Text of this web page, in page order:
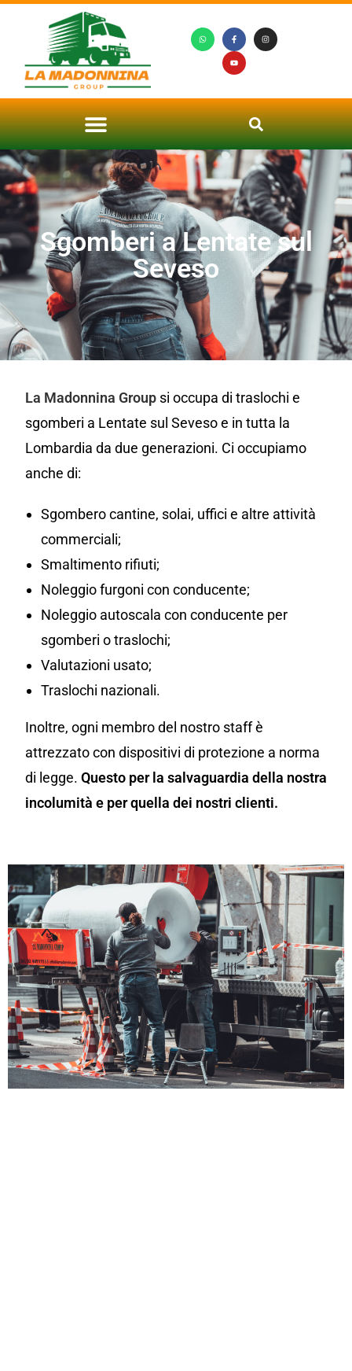
Sgomberi a Lentate sul
Seveso
La Madonnina Group si occupa di traslochi e
sgomberi a Lentate sul Seveso e in tutta la
Lombardia da due generazioni. Ci occupiamo
anche di:
Sgombero cantine, solai, uffici e altre attività
commerciali;
Smaltimento rifiuti;
Noleggio furgoni con conducente;
Noleggio autoscala con conducente per
sgomberi o traslochi;
Valutazioni usato;
Traslochi nazionali.
Inoltre, ogni membro del nostro staff è
attrezzato con dispositivi di protezione a norma
di legge. Questo per la salvaguardia della nostra
incolumità e per quella dei nostri clienti.